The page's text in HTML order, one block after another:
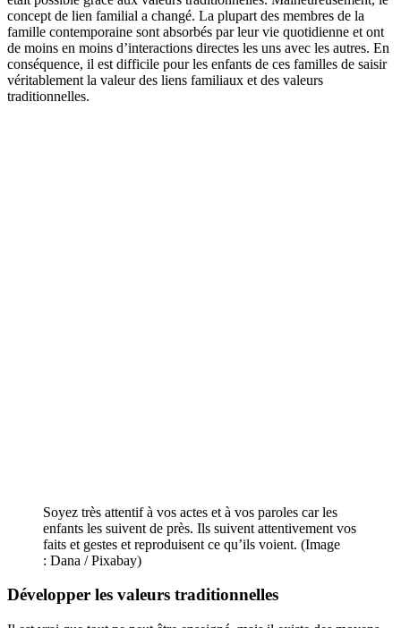
concept de lien familial a changé. La plupart des membres de la
famille contemporaine sont absorbés par leur vie quotidienne et ont
de moins en moins d’interactions directes les uns avec les autres. En
conséquence, il est difficile pour les enfants de ces familles de saisir
véritablement la valeur des liens familiaux et des valeurs
traditionnelles.
Soyez très attentif à vos actes et à vos paroles car les
enfants les suivent de près. Ils suivent attentivement vos
faits et gestes et reproduisent ce qu’ils voient. (Image
: Dana / Pixabay)
Développer les valeurs traditionnelles